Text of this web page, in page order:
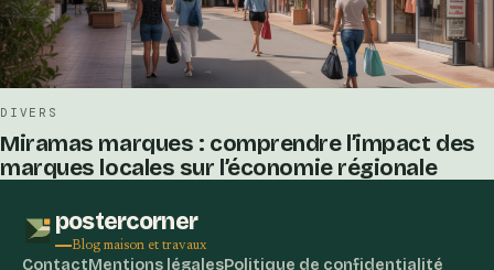
DIVERS
Miramas marques : comprendre l’impact des
marques locales sur l’économie régionale
postercorner
Blog maison et travaux
ContactMentions légalesPolitique de confidentialité